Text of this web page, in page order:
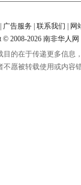
广告服务 联系我们 网
© 2008-2026 南非华人网
的在于传递更多信息
愿被转载使用或内容